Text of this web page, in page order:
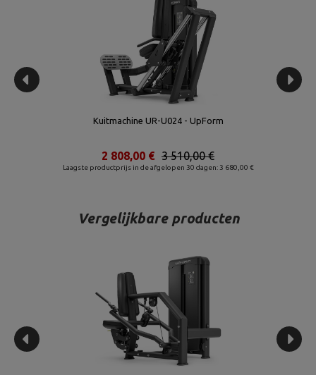
Kuitmachine UR-U024 - UpForm
Laagste productprijs in de afgelopen 30 dagen: 3 680,00 €
3 510,00 €
2 808,00 €
Vergelijkbare producten